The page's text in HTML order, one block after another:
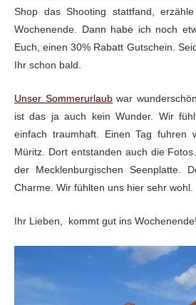
Shop das Shooting stattfand,
Wochenende. Dann habe ich noch
Euch, einen 30% Rabatt Gutschein.
Ihr schon bald.
Unser Sommerurlaubwar
ist das ja auch kein Wunder. Wir
einfach traumhaft. Einen Tag fuhren
Müritz. Dort entstanden auch die
der Mecklenburgischen Seenplatte.
Charme. Wir fühlten uns hier sehr wohl.
Ihr Lieben, kommt gut ins Wochenende!